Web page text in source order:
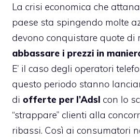
La crisi economica che
paese sta spingendo molte
devono conquistare quote di
abbassare i prezzi in
E’ il caso degli operatori
questo periodo stanno
di offerte per l’Adsl con lo
“strappare” clienti alla
ribassi. Così ai consumatori